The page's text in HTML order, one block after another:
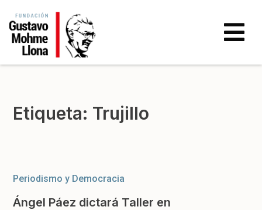
Etiqueta: Trujillo
Periodismo y Democracia
Ángel Páez dictará Taller en